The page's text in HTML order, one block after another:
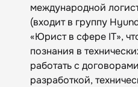
международной
(входит в группу
«Юрист в сфере IT»,
познания в
работать с
разработкой,